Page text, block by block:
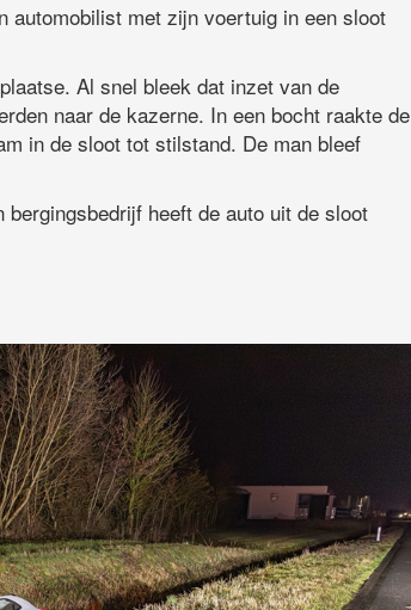
automobilist met zijn voertuig in een sloot
Al snel bleek dat inzet van de
naar de kazerne. In een bocht raakte de
in de sloot tot stilstand. De man bleef
heeft de auto uit de sloot